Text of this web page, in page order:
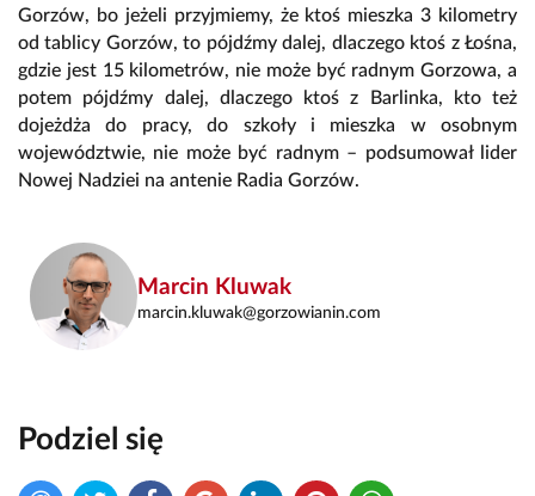
Gorzów, bo jeżeli przyjmiemy, że ktoś mieszka 3 kilometry
od tablicy Gorzów, to pójdźmy dalej, dlaczego ktoś z Łośna,
gdzie jest 15 kilometrów, nie może być radnym Gorzowa, a
potem pójdźmy dalej, dlaczego ktoś z Barlinka, kto też
dojeżdża do pracy, do szkoły i mieszka w osobnym
województwie, nie może być radnym – podsumował lider
Nowej Nadziei na antenie Radia Gorzów.
Marcin Kluwak
marcin.kluwak@gorzowianin.com
Podziel się